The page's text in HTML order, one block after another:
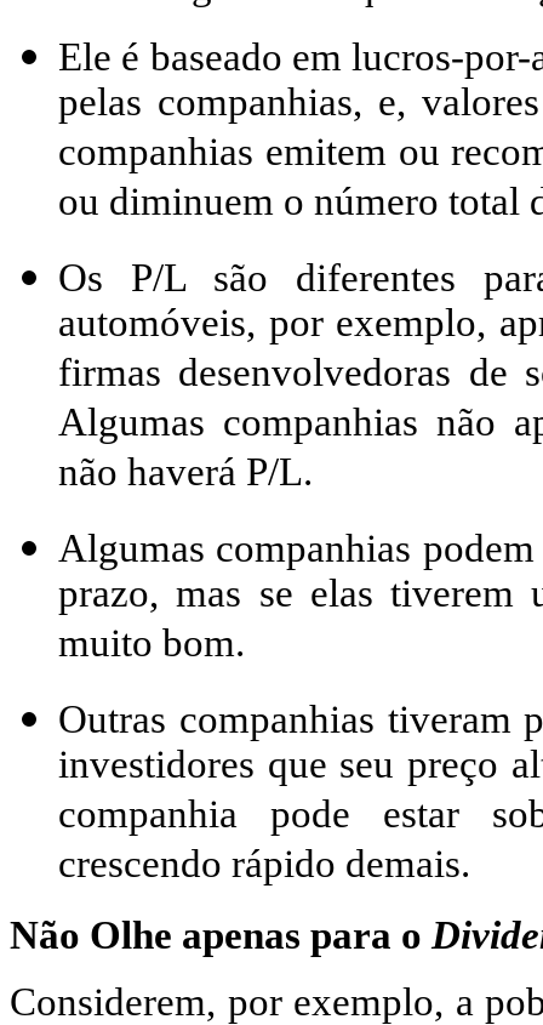
Ele é baseado em lucros-
pelas companhias, e,
companhias emitem ou
ou diminuem o número total
Os P/L são diferentes
automóveis, por exemplo,
firmas desenvolvedoras de
Algumas companhias não
não haverá P/L.
Algumas companhias
prazo, mas se elas
muito bom.
Outras companhias tiveram
investidores que seu preço
companhia pode estar
crescendo rápido demais.
Não Olhe apenas para o
Considerem, por exemplo, a